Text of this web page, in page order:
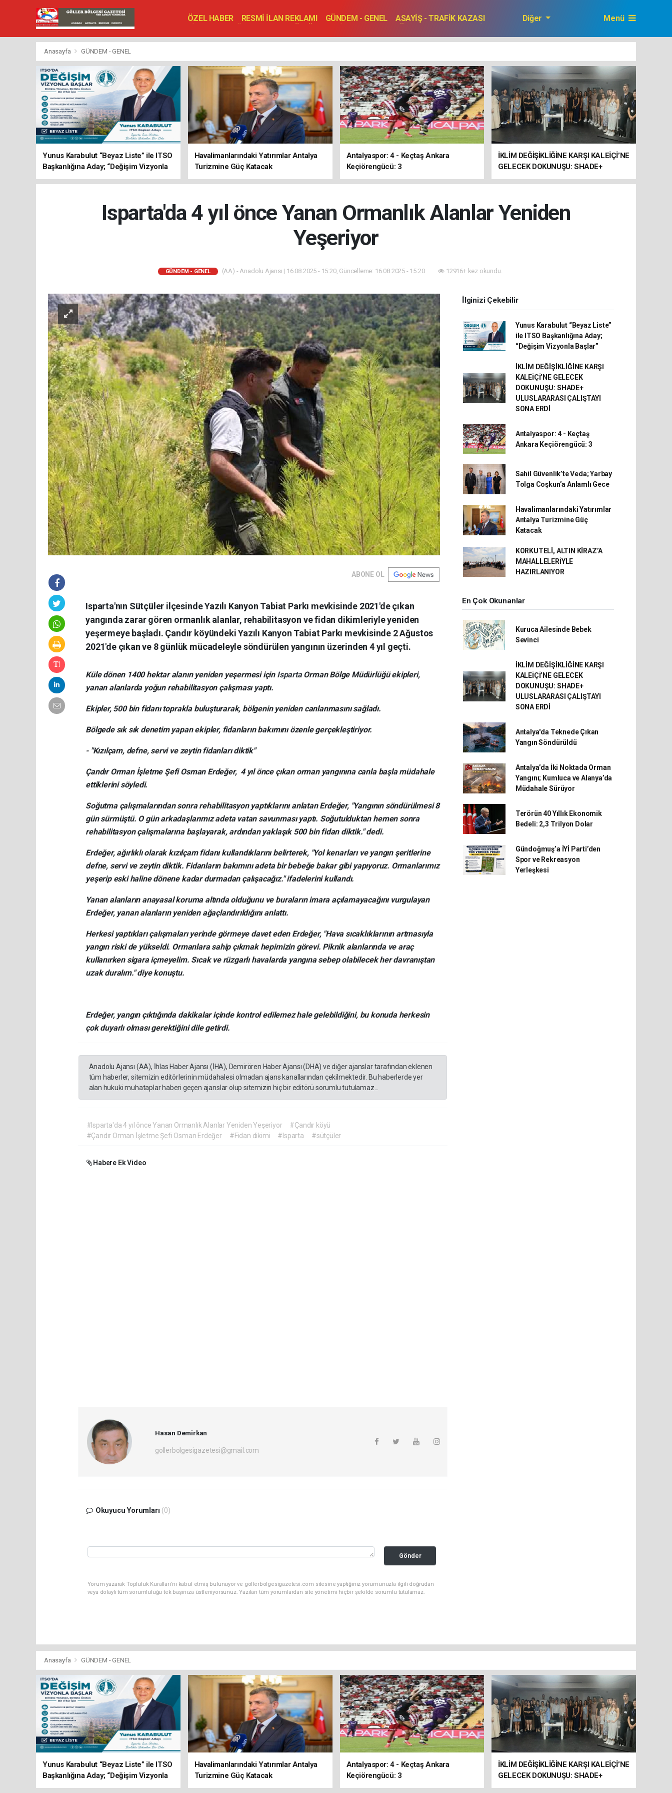
ÖZEL HABER RESMİ İLAN REKLAMI GÜNDEM - GENEL
ASAYİŞ - TRAFİK KAZASI
VEFAT EDENLER
TOPLANTI - DÜĞÜN
Diğer Menü
Anasayfa GÜNDEM - GENEL
Yunus Karabulut “Beyaz Liste” ile ITSO
Başkanlığına Aday; “Değişim Vizyonla
Başlar”
Havalimanlarındaki Yatırımlar Antalya
Turizmine Güç Katacak
Antalyaspor: 4 - Keçtaş Ankara
Keçiörengücü: 3
İKLİM DEĞİŞİKLİĞİNE KARŞI KALEİÇİ’NE
GELECEK DOKUNUŞU: SHADE+
ULUSLARARASI ÇALIŞTAYI SONA
Isparta'da 4 yıl önce Yanan Ormanlık Alanlar Yeniden
Yeşeriyor
GÜNDEM - GENEL (AA) - Anadolu Ajansı | 16.08.2025 - 15:20, Güncelleme: 16.08.2025 - 15:20 12916+ kez okundu.
ABONE OL
Isparta'nın Sütçüler ilçesinde Yazılı Kanyon Tabiat Parkı mevkisinde 2021'de çıkan
yangında zarar gören ormanlık alanlar, rehabilitasyon ve fidan dikimleriyle yeniden
yeşermeye başladı. Çandır köyündeki Yazılı Kanyon Tabiat Parkı mevkisinde 2 Ağustos
2021'de çıkan ve 8 günlük mücadeleyle söndürülen yangının üzerinden 4 yıl geçti.
Küle dönen 1400 hektar alanın yeniden yeşermesi için IspartaOrman Bölge Müdürlüğü ekipleri,
yanan alanlarda yoğun rehabilitasyon çalışması yaptı.
Ekipler, 500 bin fidanı toprakla buluşturarak, bölgenin yeniden canlanmasını sağladı.
Bölgede sık sık denetim yapan ekipler, fidanların bakımını özenle gerçekleştiriyor.
- "Kızılçam, defne, servi ve zeytin fidanları diktik"
Çandır Orman İşletme Şefi Osman Erdeğer, 4 yıl önce çıkan orman yangınına canla başla müdahale
ettiklerini söyledi.
Soğutma çalışmalarından sonra rehabilitasyon yaptıklarını anlatan Erdeğer, "Yangının söndürülmesi 8
gün sürmüştü. O gün arkadaşlarımız adeta vatan savunması yaptı. Soğutulduktan hemen sonra
rehabilitasyon çalışmalarına başlayarak, ardından yaklaşık 500 bin fidan diktik." dedi.
Erdeğer, ağırlıklı olarak kızılçam fidanı kullandıklarını belirterek, "Yol kenarları ve yangın şeritlerine
defne, servi ve zeytin diktik. Fidanların bakımını adeta bir bebeğe bakar gibi yapıyoruz. Ormanlarımız
yeşerip eski haline dönene kadar durmadan çalışacağız." ifadelerini kullandı.
Yanan alanların anayasal koruma altında olduğunu ve buraların imara açılamayacağını vurgulayan
Erdeğer, yanan alanların yeniden ağaçlandırıldığını anlattı.
Herkesi yaptıkları çalışmaları yerinde görmeye davet eden Erdeğer, "Hava sıcaklıklarının artmasıyla
yangın riski de yükseldi. Ormanlara sahip çıkmak hepimizin görevi. Piknik alanlarında ve araç
kullanırken sigara içmeyelim. Sıcak ve rüzgarlı havalarda yangına sebep olabilecek her davranıştan
uzak duralım." diye konuştu.
Erdeğer, yangın çıktığında dakikalar içinde kontrol edilemez hale gelebildiğini, bu konuda herkesin
çok duyarlı olması gerektiğini dile getirdi.
Anadolu Ajansı (AA), İhlas Haber Ajansı (İHA), Demirören Haber Ajansı (DHA) ve diğer ajanslar tarafından eklenen
tüm haberler, sitemizin editörlerinin müdahalesi olmadan ajans kanallarından çekilmektedir. Bu haberlerde yer
alan hukuki muhataplar haberi geçen ajanslar olup sitemizin hiç bir editörü sorumlu tutulamaz...
#Isparta'da 4 yıl önce Yanan Ormanlık Alanlar Yeniden Yeşeriyor
#Çandır köyü
#Çandır Orman İşletme Şefi Osman Erdeğer
#Fidan dikimi #Isparta #sütçüler
Habere Ek Video
Hasan Demirkan
gollerbolgesigazetesi@gmail.com
Okuyucu Yorumları (0)
Gönder
Yorum yazarak Topluluk Kuralları’nı kabul etmiş bulunuyor ve gollerbolgesigazetesi.com sitesine yaptığınız yorumunuzla ilgili doğrudan
veya dolaylı tüm sorumluluğu tek başınıza üstleniyorsunuz. Yazılan tüm yorumlardan site yönetimi hiçbir şekilde sorumlu tutulamaz.
İlginizi Çekebilir
Yunus Karabulut “Beyaz Liste”
ile ITSO Başkanlığına Aday;
“Değişim Vizyonla Başlar”
İKLİM DEĞİŞİKLİĞİNE KARŞI
KALEİÇİ’NE GELECEK
DOKUNUŞU: SHADE+
ULUSLARARASI ÇALIŞTAYI
SONA ERDİ
Antalyaspor: 4 - Keçtaş
Ankara Keçiörengücü: 3
Sahil Güvenlik’te Veda; Yarbay
Tolga Coşkun’a Anlamlı Gece
Havalimanlarındaki Yatırımlar
Antalya Turizmine Güç
Katacak
KORKUTELİ, ALTIN KİRAZ’A
MAHALLELERİYLE
HAZIRLANIYOR
En Çok Okunanlar
Kuruca Ailesinde Bebek
Sevinci
İKLİM DEĞİŞİKLİĞİNE KARŞI
KALEİÇİ’NE GELECEK
DOKUNUŞU: SHADE+
ULUSLARARASI ÇALIŞTAYI
SONA ERDİ
Antalya'da Teknede Çıkan
Yangın Söndürüldü
Antalya’da İki Noktada Orman
Yangını; Kumluca ve Alanya’da
Müdahale Sürüyor
Terörün 40 Yıllık Ekonomik
Bedeli: 2,3 Trilyon Dolar
Gündoğmuş’a İYİ Parti’den
Spor ve Rekreasyon
Yerleşkesi
Anasayfa GÜNDEM - GENEL
Yunus Karabulut “Beyaz Liste” ile ITSO
Başkanlığına Aday; “Değişim Vizyonla
Başlar”
Havalimanlarındaki Yatırımlar Antalya
Turizmine Güç Katacak
Antalyaspor: 4 - Keçtaş Ankara
Keçiörengücü: 3
İKLİM DEĞİŞİKLİĞİNE KARŞI KALEİÇİ’NE
GELECEK DOKUNUŞU: SHADE+
ULUSLARARASI ÇALIŞTAYI SONA